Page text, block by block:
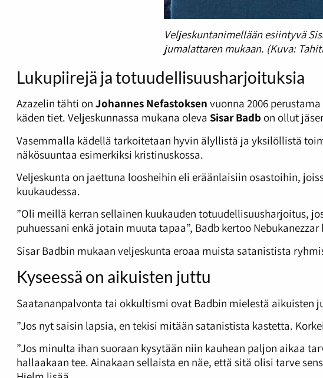
Veljeskuntanimellään esiintyvä
jumalattaren mukaan. (Kuva:
Lukupiirejä ja totuudellisuusharjoituksia
Azazelin tähti on Johannes Nefastoksen vuonna 2006
käden tiet. Veljeskunnassa mukana oleva Sisar Badb on ollut
Vasemmalla kädellä tarkoitetaan hyvin älyllistä ja yksilöllistä
näkösuuntaa esimerkiksi kristinuskossa.
Veljeskunta on jaettuna loosheihin eli eräänlaisiin osastoihin,
kuukaudessa.
”Oli meillä kerran sellainen kuukauden totuudellisuusharjoitus,
puhuessani enkä jotain muuta tapaa”, Badb kertoo
Sisar Badbin mukaan veljeskunta eroaa muista satanistista
Kyseessä on aikuisten juttu
Saatananpalvonta tai okkultismi ovat Badbin mielestä
”Jos nyt saisin lapsia, en tekisi mitään satanistista kastetta.
”Jos minulta ihan suoraan kysytään niin kauhean paljon aikaa
hallaakaan tee. Ainakaan sellaista en näe, että sitä olisi tarve